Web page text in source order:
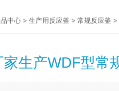
中心> 生产用反应釜 > 常规反应釜 >
家生产WDF型常